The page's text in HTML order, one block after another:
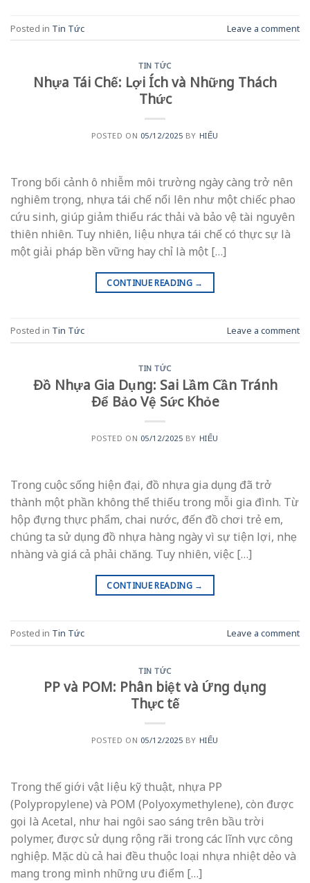
Posted in Tin Tức Leave a comment
TIN TỨC
Nhựa Tái Chế: Lợi Ích và Những Thách
Thức
POSTED ON 05/12/2025 BY HIẾU
Trong bối cảnh ô nhiễm môi trường ngày càng trở nên
nghiêm trọng, nhựa tái chế nổi lên như một chiếc phao
cứu sinh, giúp giảm thiểu rác thải và bảo vệ tài nguyên
thiên nhiên. Tuy nhiên, liệu nhựa tái chế có thực sự là
một giải pháp bền vững hay chỉ là một […]
CONTINUE READING →
Posted in Tin Tức Leave a comment
TIN TỨC
Đồ Nhựa Gia Dụng: Sai Lầm Cần Tránh
Để Bảo Vệ Sức Khỏe
POSTED ON 05/12/2025 BY HIẾU
Trong cuộc sống hiện đại, đồ nhựa gia dụng đã trở
thành một phần không thể thiếu trong mỗi gia đình. Từ
hộp đựng thực phẩm, chai nước, đến đồ chơi trẻ em,
chúng ta sử dụng đồ nhựa hàng ngày vì sự tiện lợi, nhẹ
nhàng và giá cả phải chăng. Tuy nhiên, việc […]
CONTINUE READING →
Posted in Tin Tức Leave a comment
TIN TỨC
PP và POM: Phân biệt và Ứng dụng
Thực tế
POSTED ON 05/12/2025 BY HIẾU
Trong thế giới vật liệu kỹ thuật, nhựa PP
(Polypropylene) và POM (Polyoxymethylene), còn được
gọi là Acetal, như hai ngôi sao sáng trên bầu trời
polymer, được sử dụng rộng rãi trong các lĩnh vực công
nghiệp. Mặc dù cả hai đều thuộc loại nhựa nhiệt dẻo và
mang trong mình những ưu điểm […]